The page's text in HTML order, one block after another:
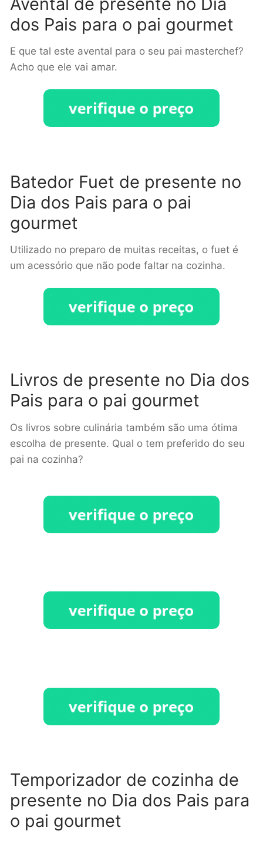
dos Pais para o pai gourmet
E que tal este avental para o seu pai masterchef?
Acho que ele vai amar.
Batedor Fuet de presente no
Dia dos Pais para o pai
gourmet
Utilizado no preparo de muitas receitas, o fuet é
um acessório que não pode faltar na cozinha.
Livros de presente no Dia dos
Pais para o pai gourmet
Os livros sobre culinária também são uma ótima
escolha de presente. Qual o tem preferido do seu
pai na cozinha?
Temporizador de cozinha de
presente no Dia dos Pais para
o pai gourmet